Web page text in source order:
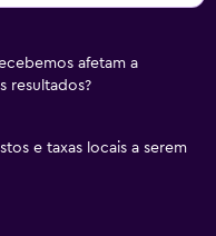
afetam a
resultados?
e taxas locais a serem